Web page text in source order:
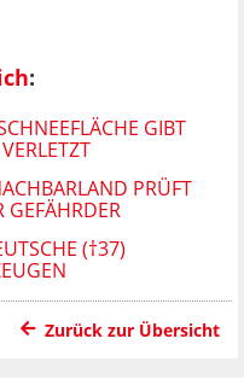
:
GIBT N
PRÜFT
(†37)
Zurück zur Übersicht